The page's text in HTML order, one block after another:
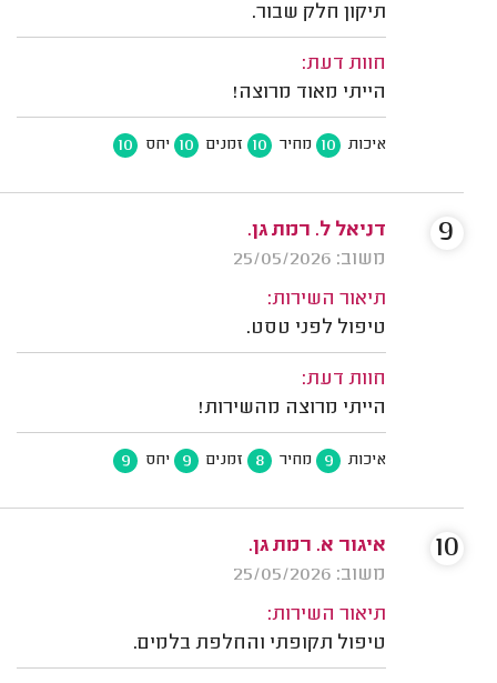
תיקון חלק שבור.
חוות דעת:
הייתי מאוד מרוצה!
איכות 10 מחיר 10 זמנים 10 יחס 10
דניאל ל. רמת גן.
משוב: 25/05/2026
תיאור השירות:
טיפול לפני טסט.
חוות דעת:
הייתי מרוצה מהשירות!
איכות 9 מחיר 8 זמנים 9 יחס 9
9
איגור א. רמת גן.
משוב: 25/05/2026
תיאור השירות:
טיפול תקופתי והחלפת בלמים.
10